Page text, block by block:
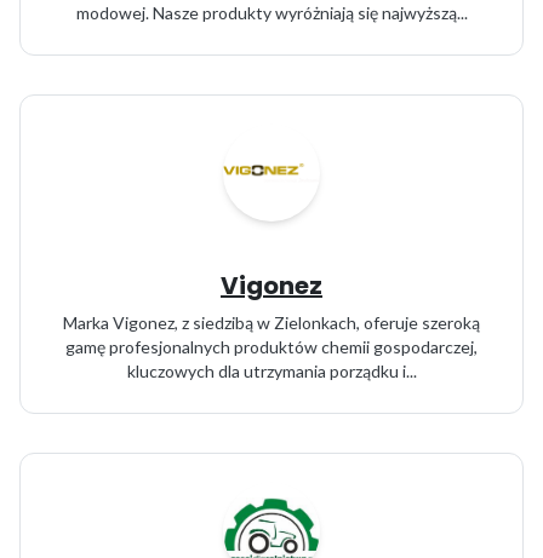
modowej. Nasze produkty wyróżniają się najwyższą...
Vigonez
Marka Vigonez, z siedzibą w Zielonkach, oferuje szeroką
gamę profesjonalnych produktów chemii gospodarczej,
kluczowych dla utrzymania porządku i...